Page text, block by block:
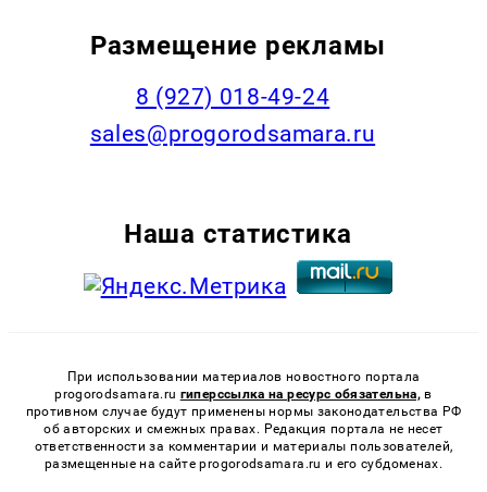
Размещение рекламы
8 (927) 018-49-24
sales@progorodsamara.ru
Наша статистика
При использовании материалов новостного портала
progorodsamara.ru гиперссылка на ресурс обязательна, в
противном случае будут применены нормы законодательства РФ
об авторских и смежных правах. Редакция портала не несет
ответственности за комментарии и материалы пользователей,
размещенные на сайте progorodsamara.ru и его субдоменах.